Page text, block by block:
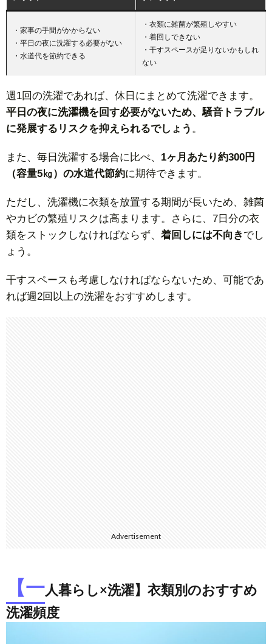
・家事の手間がかからない
・平日の夜に洗濯する必要がない
・水道代を節約できる
・衣類に雑菌が繁殖しやすい
・着回しできない
・干すスペースが足りないかもしれ
ない
週1回の洗濯であれば、休日にまとめて洗濯できます。
平日の夜に洗濯機を回す必要がないため、騒音トラブル
に発展するリスクを抑えられるでしょう 。
また、毎日洗濯する場合に比べ、 1ヶ月あたり約300円
（容量5㎏）の水道代節約に期待できます。
ただし、洗濯機に衣類を放置する期間が長いため、雑菌
やカビの繁殖リスクは高まります。さらに、7日分の衣
類をストックしなければならず、 着回しには不向き でし
ょう。
干すスペースも考慮しなければならないため、可能であ
れば週2回以上の洗濯をおすすめします。
Advertisement
【一人暮らし×洗濯】衣類別のおすすめ
洗濯頻度